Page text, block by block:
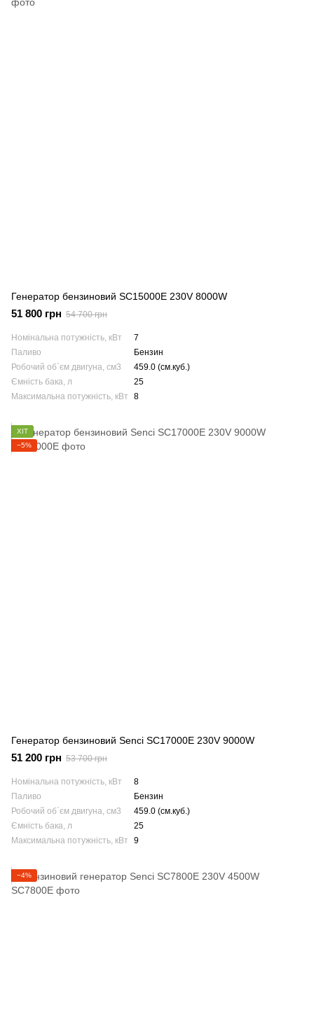
Генератор бензиновий SC15000E 230V 8000W
51 800 грн 54 700 грн
Номінальна потужність, кВт
7
Паливо
Бензин
Робочий об`єм двигуна, см3
459.0 (см.куб.)
Ємність бака, л
25
Максимальна потужність, кВт
8
ХІТ
−5%
Генератор бензиновий Senci SC17000E 230V 9000W
51 200 грн 53 700 грн
Номінальна потужність, кВт
8
Паливо
Бензин
Робочий об`єм двигуна, см3
459.0 (см.куб.)
Ємність бака, л
25
Максимальна потужність, кВт
9
−4%